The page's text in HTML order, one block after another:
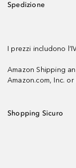
Spedizione
I prezzi includono
Amazon Shipping
Amazon.com, Inc.
Shopping Sicuro